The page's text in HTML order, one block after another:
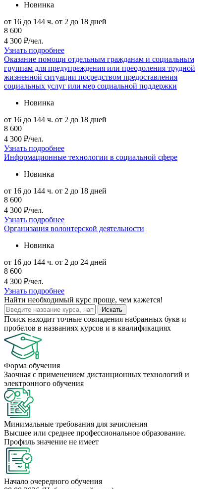
Новинка
от 16 до 144 ч. от 2 до 18 дней
8 600
4 300 ₽/чел.
Узнать подробнее
Оказание помощи отдельным гражданам и социальным
группам для предупреждения или преодоления трудной
жизненной ситуации посредством предоставления
социальных услуг или мер социальной поддержки
Новинка
от 16 до 144 ч. от 2 до 18 дней
8 600
4 300 ₽/чел.
Узнать подробнее
Информационные технологии в социальной сфере
Новинка
от 16 до 144 ч. от 2 до 18 дней
8 600
4 300 ₽/чел.
Узнать подробнее
Организация волонтерской деятельности
Новинка
от 16 до 144 ч. от 2 до 24 дней
8 600
4 300 ₽/чел.
Узнать подробнее
Найти необходимый курс проще, чем кажется!
Искать
Поиск находит точные совпадения набранных букв и
пробелов в названиях курсов и в квалификациях
Форма обучения
Заочная с применением дистанционных технологий и
электронного обучения
Минимальные требования для зачисления
Высшее или среднее профессиональное образование.
Профиль значение не имеет
Начало очередного обучения